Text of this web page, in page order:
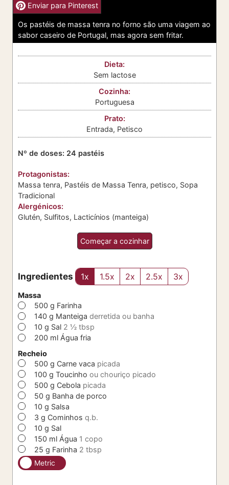
Enviar para Pinterest
Os pastéis de massa tenra no forno são uma viagem ao
sabor caseiro de Portugal, mas agora sem fritar.
Dieta:
Sem lactose
Cozinha:
Portuguesa
Prato:
Entrada, Petisco
Nº de doses: 24 pastéis
Protagonistas:
Massa tenra, Pastéis de Massa Tenra, petisco, Sopa
Tradicional
Alergénicos:
Glutén, Sulfitos, Lacticínios (manteiga)
Começar a cozinhar
Ingredientes 1x 1.5x 2x 2.5x 3x
Massa
▢
500 g Farinha
▢140 g Manteiga derretida ou banha
▢10 g Sal 2 ½ tbsp
▢
200 ml Água fria
Recheio
▢
500 g Carne vaca picada
▢100 g Toucinho ou chouriço picado
▢
500 g Cebola picada
▢
50 g Banha de porco
▢10 g Salsa
▢
3 g Cominhos q.b.
▢10 g Sal
▢150 ml Água 1 copo
▢
25 g Farinha 2 tbsp
Metric